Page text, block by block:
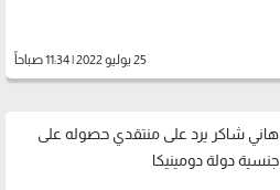
25 يوليو 2022 | 11:34 صباحاً
هاني شاكر يرد على منتقدي حصوله على
جنسية دولة دومينيكا